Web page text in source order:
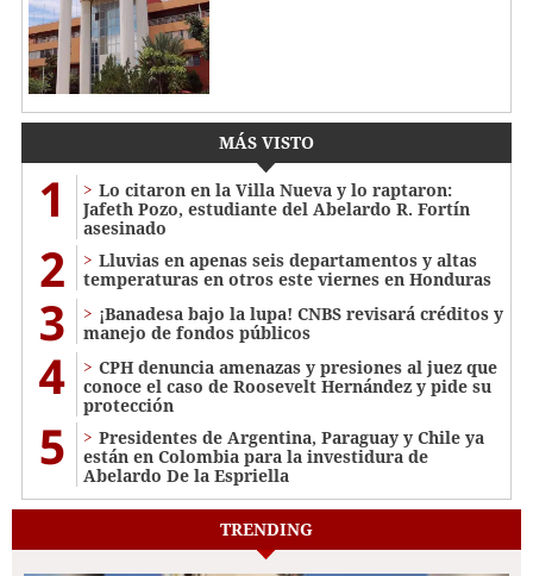
MÁS VISTO
1
Lo citaron en la Villa Nueva y lo raptaron:
Jafeth Pozo, estudiante del Abelardo R. Fortín
asesinado
2
Lluvias en apenas seis departamentos y altas
temperaturas en otros este viernes en Honduras
3
¡Banadesa bajo la lupa! CNBS revisará créditos y
manejo de fondos públicos
4
CPH denuncia amenazas y presiones al juez que
conoce el caso de Roosevelt Hernández y pide su
protección
5
Presidentes de Argentina, Paraguay y Chile ya
están en Colombia para la investidura de
Abelardo De la Espriella
TRENDING